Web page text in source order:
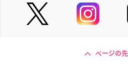
ページの